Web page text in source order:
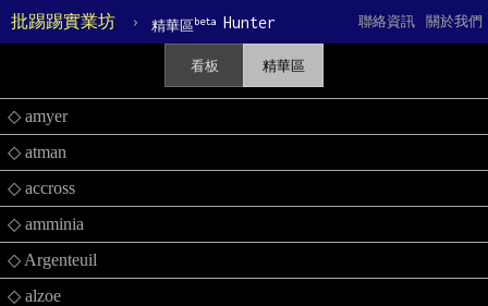
批踢踢實業坊 › 精華區beta Hunter 關於我們
聯絡資訊
看板 精華區
◇ amyer
◇ atman
◇ accross
◇ amminia
◇ Argenteuil
◇ alzoe